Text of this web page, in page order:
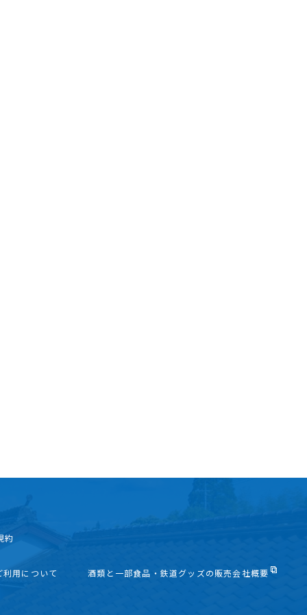
約
用について 酒類と一部食品・鉄道グッズの販売会社概要